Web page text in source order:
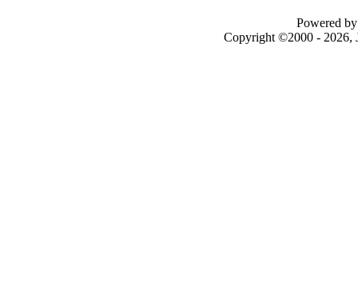
Powered
Copyright ©2000 - 2026,